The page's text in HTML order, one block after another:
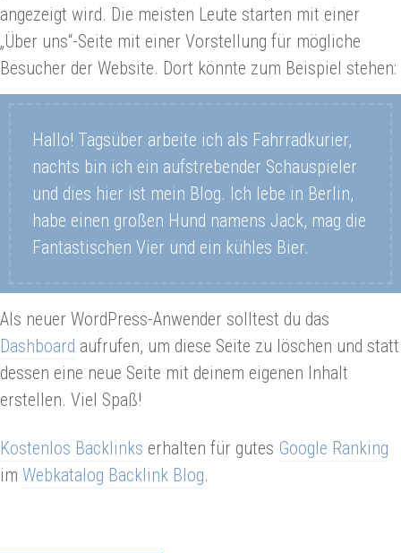
angezeigt wird. Die meisten Leute starten mit einer
„Über uns“-Seite mit einer Vorstellung für mögliche
Besucher der Website. Dort könnte zum Beispiel stehen:
Hallo! Tagsüber arbeite ich als Fahrradkurier,
nachts bin ich ein aufstrebender Schauspieler
und dies hier ist mein Blog. Ich lebe in Berlin,
habe einen großen Hund namens Jack, mag die
Fantastischen Vier und ein kühles Bier.
Als neuer WordPress-Anwender solltest du das
Dashboard aufrufen, um diese Seite zu löschen und statt
dessen eine neue Seite mit deinem eigenen Inhalt
erstellen. Viel Spaß!
Kostenlos Backlinks erhalten für gutes Google Ranking
im Webkatalog Backlink Blog.